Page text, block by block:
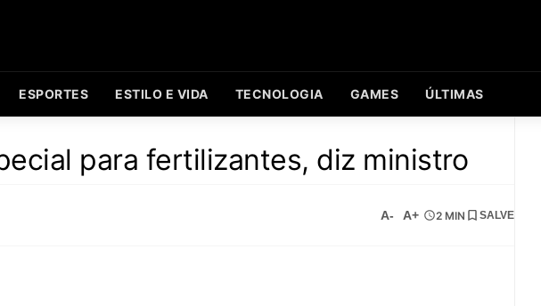
ESPORTES ESTILO E VIDA TECNOLOGIA GAMES ÚLTIMAS
para fertilizantes, diz ministro
A- A+ 2 MIN SALVE